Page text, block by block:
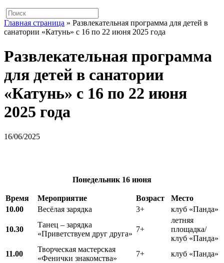
Главная страница » Развлекательная программа для детей в
санатории «Катунь» с 16 по 22 июня 2025 года
Развлекательная программа
для детей в санатории
«Катунь» с 16 по 22 июня
2025 года
16/06/2025
Понедельник 16 июня
Время Мероприятие Возраст
Место
10.00
Весёлая зарядка 3+ клуб «Панда»
10.30
Танец – зарядка
«Приветствуем друг друга»
7+
летняя
площадка/
клуб «Панда»
11.00
Творческая мастерская
«Фенички знакомства»
7+ клуб «Панда»